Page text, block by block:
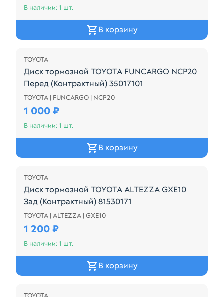
В наличии: 1 шт.
В корзину
TOYOTA
Диск тормозной TOYOTA FUNCARGO NCP20
Перед (Контрактный) 35017101
Диск тормозной TOYOTA FUNCARGO NCP20
TOYOTA | FUNCARGO | NCP20
1 000 ₽
В наличии: 1 шт.
В корзину
TOYOTA
Диск тормозной TOYOTA ALTEZZA GXE10
Зад (Контрaктный) 81530171
Диск тормозной TOYOTA ALTEZZA GXE10 Зад
TOYOTA | ALTEZZA | GXE10
1 200 ₽
В наличии: 1 шт.
В корзину